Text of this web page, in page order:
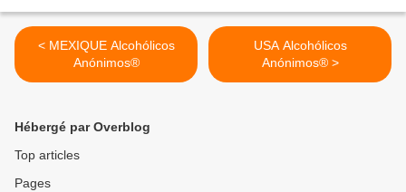
< MEXIQUE Alcohólicos
Anónimos®
USA Alcohólicos
Anónimos® >
Hébergé par Overblog
Top articles
Pages